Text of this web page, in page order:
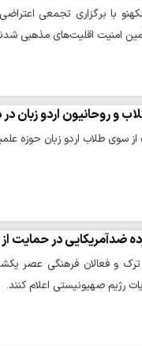
لکهنو با برگزاری تجمعی
امنیت اقلیت‌های مذهبی
و روحانیون اردو زبان
سوی طلاب اردو زبان حوزه
ضدآمریکایی در حمایت از
و فعالان فرهنگی عصر
رژیم صهیونیستی اعلام کنند.